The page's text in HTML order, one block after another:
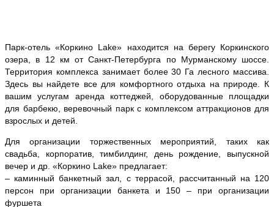
Парк-отель «Коркино Lake» находится на берегу Коркинского
озера, в 12 км от Санкт-Петербурга по Мурманскому шоссе.
Территория комплекса занимает более 30 Га лесного массива.
Здесь вы найдете все для комфортного отдыха на природе. К
вашим услугам аренда коттеджей, оборудованные площадки
для барбекю, веревочный парк с комплексом аттракционов для
взрослых и детей.
Для организации торжественных мероприятий, таких как
свадьба, корпоратив, тимбилдинг, день рождение, выпускной
вечер и др. «Коркино Lake» предлагает:
– каминный банкетный зал, с террасой, рассчитанный на 120
персон при организации банкета и 150 – при организации
фуршета